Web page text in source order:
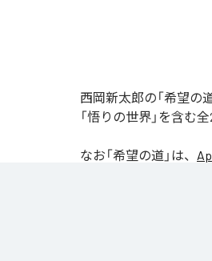
西岡新太郎の「希望の
「悟りの世界」を含む
なお「希望の道 」は、